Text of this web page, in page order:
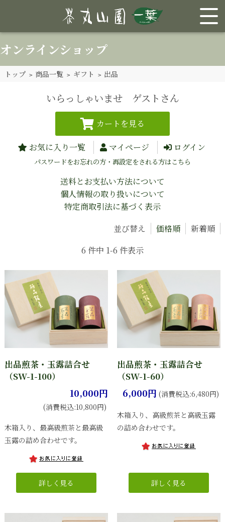
オンラインショップ
トップ > 商品一覧 > ギフト > 出品
いらっしゃいませ ゲストさん
お気に入り一覧 マイページ ログイン
パスワードをお忘れの方・再設定をされる方はこちら
送料とお支払い方法について
個人情報の取り扱いについて
特定商取引法に基づく表示
並び替え
価格順
新着順
6 件中 1-6 件表示
出品煎茶・玉露詰合せ
（SW-1-100）
10,000円
(消費税込:10,800円)
木箱入り、最高級煎茶と最高級
玉露の詰め合わせです。
出品煎茶・玉露詰合せ
（SW-1-60）
6,000円 (消費税込:6,480円)
木箱入り、高級煎茶と高級玉露
の詰め合わせです。